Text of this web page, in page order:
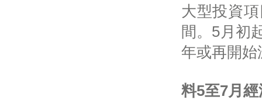
大型投資
間。5月初
年或再開
料5至7月